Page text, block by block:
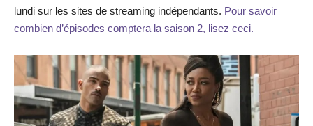
lundi sur les sites de streaming indépendants. Pour savoir
combien d’épisodes comptera la saison 2, lisez ceci.